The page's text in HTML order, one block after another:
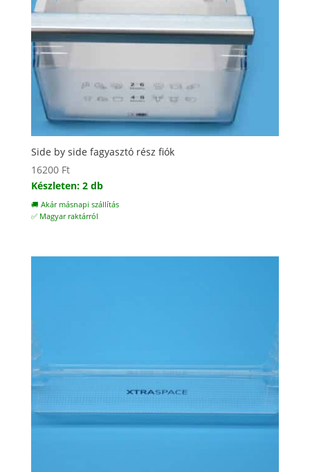
Side by side fagyasztó rész fiók
16200 Ft
Készleten: 2 db
🚚 Akár másnapi szállítás
✅ Magyar raktárról